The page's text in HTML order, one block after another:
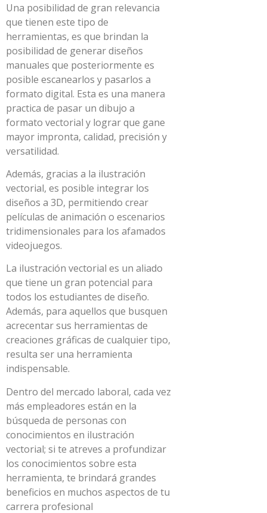
Una posibilidad de gran relevancia
que tienen este tipo de
herramientas, es que brindan la
posibilidad de generar diseños
manuales que posteriormente es
posible escanearlos y pasarlos a
formato digital. Esta es una manera
practica de pasar un dibujo a
formato vectorial y lograr que gane
mayor impronta, calidad, precisión y
versatilidad.
Además, gracias a la ilustración
vectorial, es posible integrar los
diseños a 3D, permitiendo crear
películas de animación o escenarios
tridimensionales para los afamados
videojuegos.
La ilustración vectorial es un aliado
que tiene un gran potencial para
todos los estudiantes de diseño.
Además, para aquellos que busquen
acrecentar sus herramientas de
creaciones gráficas de cualquier tipo,
resulta ser una herramienta
indispensable.
Dentro del mercado laboral, cada vez
más empleadores están en la
búsqueda de personas con
conocimientos en ilustración
vectorial; si te atreves a profundizar
los conocimientos sobre esta
herramienta, te brindará grandes
beneficios en muchos aspectos de tu
carrera profesional